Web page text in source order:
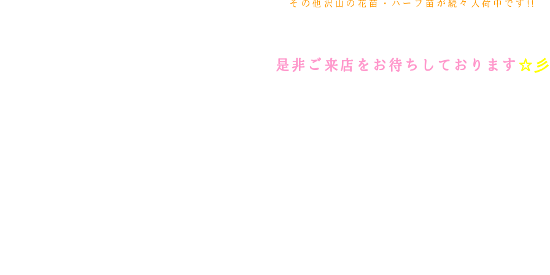
その他沢山の花苗・ハーブ苗が続々入荷中です!!
是非ご来店をお待ちしております ☆彡